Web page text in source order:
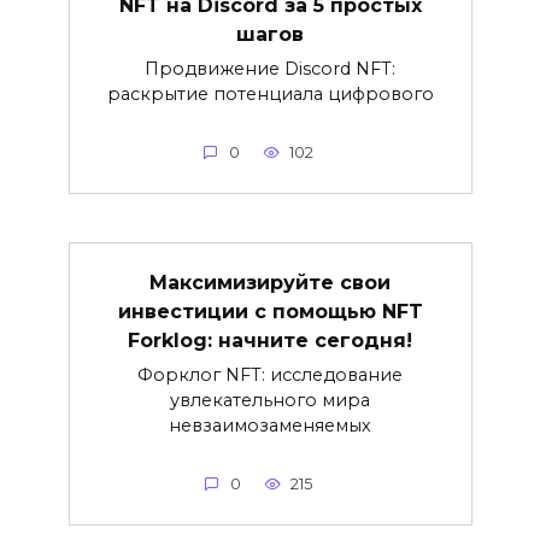
шагов
Продвижение Discord NFT:
раскрытие потенциала цифрового
0 102
Максимизируйте свои
инвестиции с помощью NFT
Forklog: начните сегодня!
Форклог NFT: исследование
увлекательного мира
невзаимозаменяемых
0 215